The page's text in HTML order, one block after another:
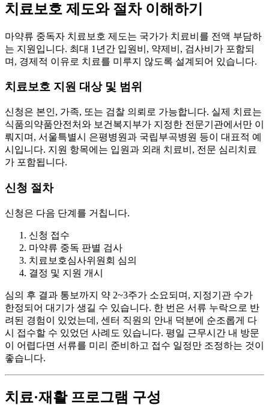
치료보호 제도와 절차 이해하기
마약류 중독자 치료보호 제도는 국가가 치료비를 전액 부담하
는 지원입니다. 최대 1년간 입원비, 약제비, 검사비가 포함되
며, 경제적 이유로 치료를 미루지 않도록 설계되어 있습니다.
치료보호 지원 대상 및 범위
신청은 본인, 가족, 또는 검찰 의뢰로 가능합니다. 실제 치료는
식품의약품안전처와 보건복지부가 지정한 전문기관에서만 이
뤄지며, 서울특별시 은평병원과 국립부곡병원 등이 대표적 예
시입니다. 지원 항목에는 입원과 외래 치료비, 전문 심리치료
가 포함됩니다.
신청 절차
신청은 다음 단계를 거칩니다.
신청 접수
마약류 중독 판별 검사
치료보호심사위원회 심의
결정 및 지원 개시
심의 후 결과 통보까지 약 2~3주가 소요되며, 지정기관 수가
한정되어 대기가 생길 수 있습니다. 한 번은 서류 누락으로 반
려된 경험이 있었는데, 센터 직원의 안내 덕분에 순조롭게 다
시 접수할 수 있었던 사례도 있습니다. 평일 근무시간 내 방문
이 어렵다면 서류를 미리 준비하고 접수 일정만 조정하는 것이
좋습니다.
치료·재활 프로그램 구성